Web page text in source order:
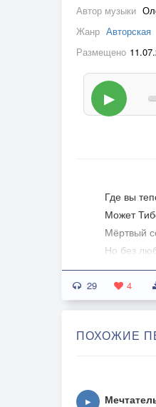
Автор музыки
Жанр Авторская
Размещено
▶
Где вы
Может
Мёртвый
Но без
Стильный
Встал на
Время
Обилием
29 4
ПОХОЖИЕ
▶